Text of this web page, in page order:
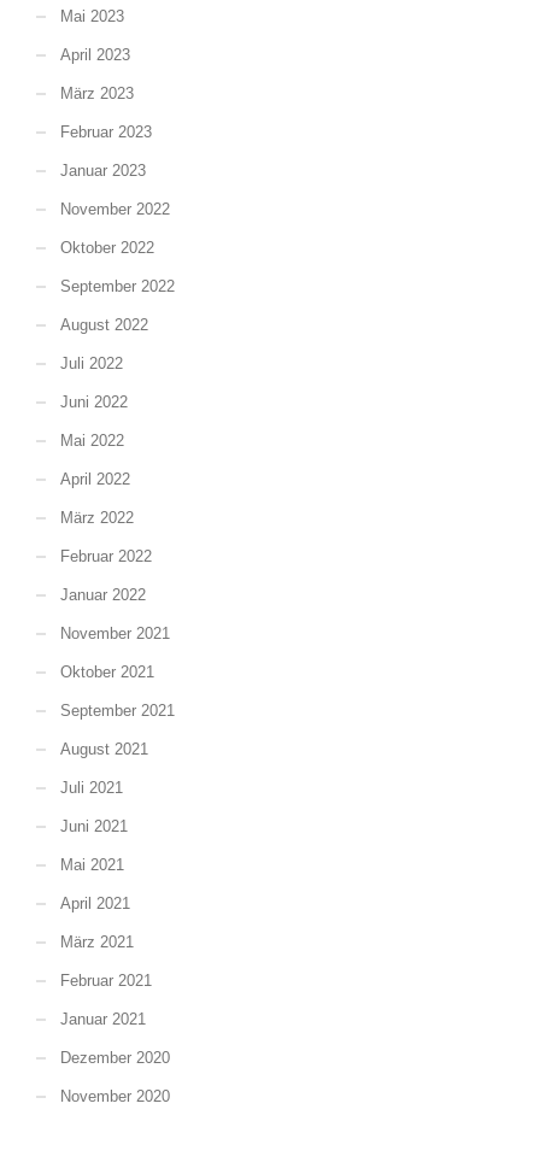
Mai 2023
April 2023
März 2023
Februar 2023
Januar 2023
November 2022
Oktober 2022
September 2022
August 2022
Juli 2022
Juni 2022
Mai 2022
April 2022
März 2022
Februar 2022
Januar 2022
November 2021
Oktober 2021
September 2021
August 2021
Juli 2021
Juni 2021
Mai 2021
April 2021
März 2021
Februar 2021
Januar 2021
Dezember 2020
November 2020